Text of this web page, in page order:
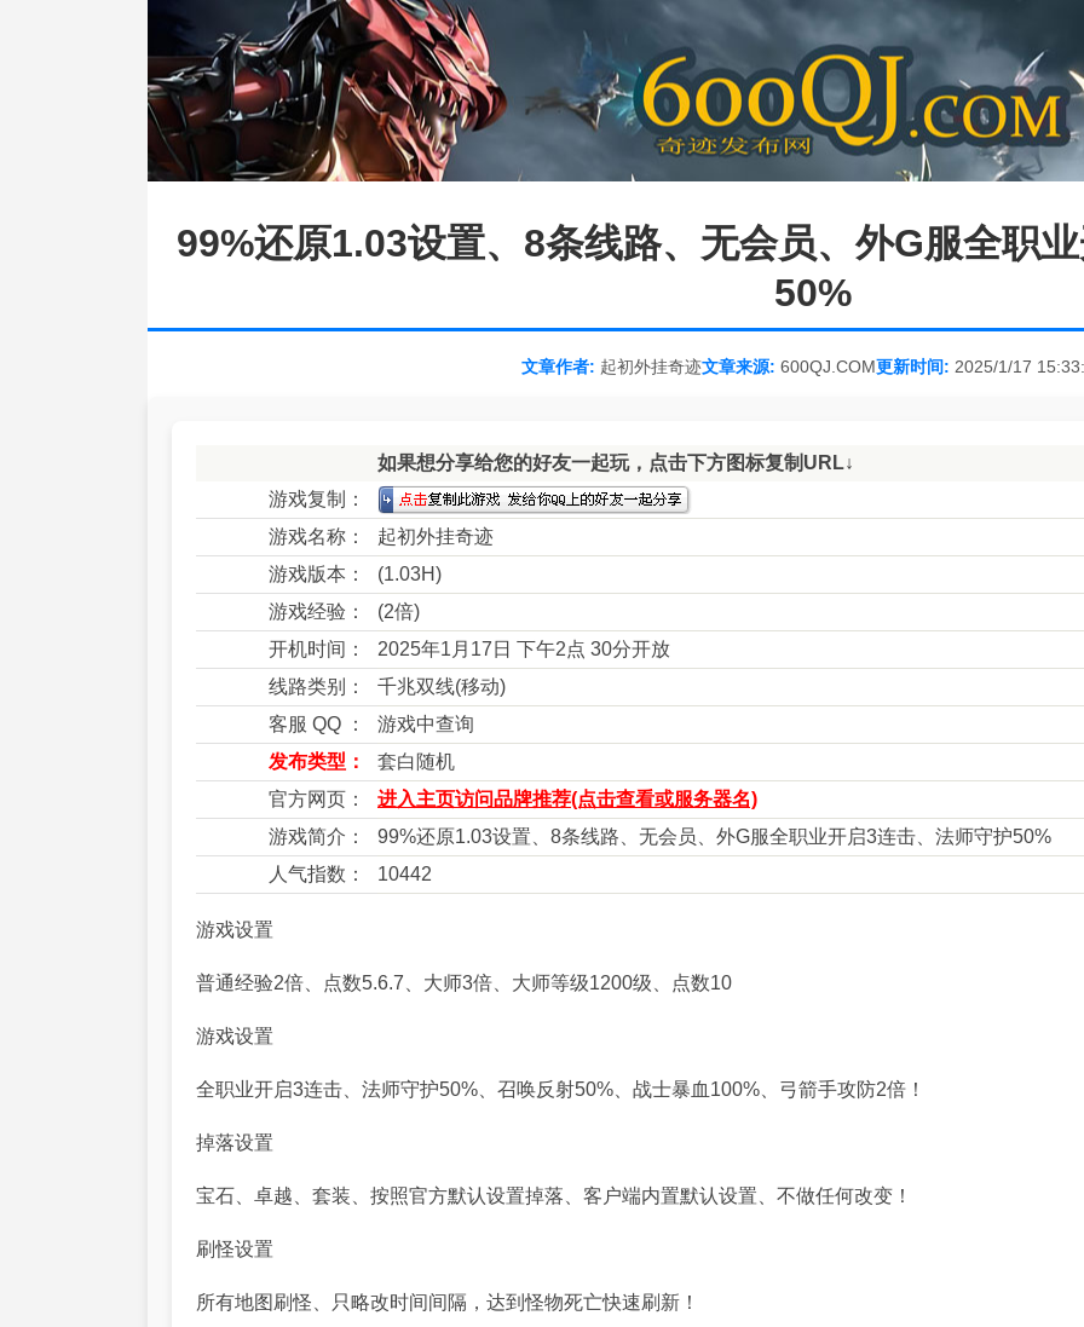
99%还原1.03设置、8条线路、无会员、外G服全职
50%
文章作者: 起初外挂奇迹文章来源: 600QJ.COM更新时间: 2025/1/17
如果想分享给您的好友一起玩，点击下方图标复制URL↓
游戏复制：
游戏名称：
起初外挂奇迹
游戏版本：
(1.03H)
游戏经验：
(2倍)
开机时间：
2025年1月17日 下午2点 30分开放
线路类别：
千兆双线(移动)
客服 QQ ：
游戏中查询
发布类型：
套白随机
官方网页：
进入主页访问品牌推荐(点击查看或服务器名)
游戏简介：
99%还原1.03设置、8条线路、无会员、外G服全职业开启3连击、法师守护50%
人气指数：
10442
游戏设置
普通经验2倍、点数5.6.7、大师3倍、大师等级1200级、点数10
游戏设置
全职业开启3连击、法师守护50%、召唤反射50%、战士暴血100%、弓箭手攻防2倍！
掉落设置
宝石、卓越、套装、按照官方默认设置掉落、客户端内置默认设置、不做任何改变！
刷怪设置
所有地图刷怪、只略改时间间隔，达到怪物死亡快速刷新！